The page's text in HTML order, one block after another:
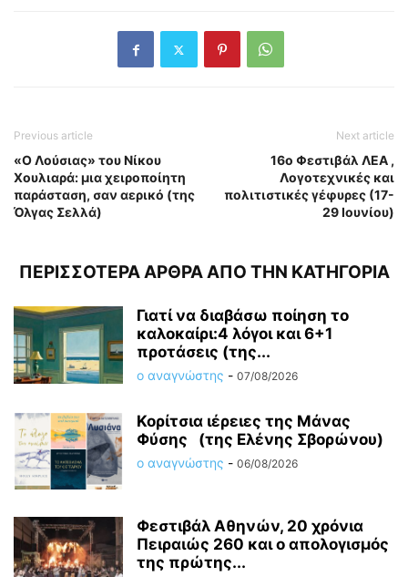
Previous article
«Ο Λούσιας» του Νίκου
Χουλιαρά: μια χειροποίητη
παράσταση, σαν αερικό (της
Όλγας Σελλά)
Next article
16ο Φεστιβάλ ΛΕΑ ,
Λογοτεχνικές και
πολιτιστικές γέφυρες (17-
29 Ιουνίου)
ΠΕΡΙΣΣΟΤΕΡΑ ΑΡΘΡΑ ΑΠΟ ΤΗΝ ΚΑΤΗΓΟΡΙΑ
Γιατί να διαβάσω ποίηση το
καλοκαίρι:4 λόγοι και 6+1
προτάσεις (της...
ο αναγνώστης - 07/08/2026
Κορίτσια ιέρειες της Μάνας
Φύσης (της Ελένης Σβορώνου)
ο αναγνώστης - 06/08/2026
Φεστιβάλ Αθηνών, 20 χρόνια
Πειραιώς 260 και ο απολογισμός
της πρώτης...